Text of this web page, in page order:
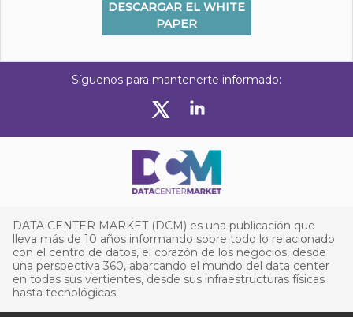
DESCARGAR EL WHITE
PAPER
Síguenos para mantenerte informado:
DATA CENTER MARKET (DCM) es una publicación que
lleva más de 10 años informando sobre todo lo relacionado
con el centro de datos, el corazón de los negocios, desde
una perspectiva 360, abarcando el mundo del data center
en todas sus vertientes, desde sus infraestructuras físicas
hasta tecnológicas.